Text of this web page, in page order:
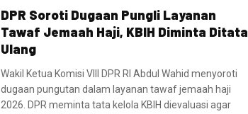
DPR Soroti Dugaan Pungli Layanan
Tawaf Jemaah Haji, KBIH Diminta Ditata
Ulang
Wakil Ketua Komisi VIII DPR RI Abdul Wahid menyoroti
dugaan pungutan dalam layanan tawaf jemaah haji
2026. DPR meminta tata kelola KBIH dievaluasi agar